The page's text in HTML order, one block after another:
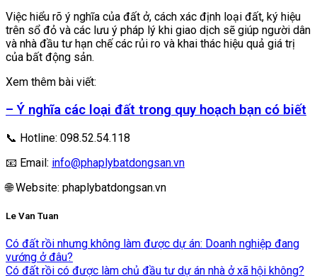
Việc hiểu rõ ý nghĩa của đất ở, cách xác định loại đất, ký hiệu
trên sổ đỏ và các lưu ý pháp lý khi giao dịch sẽ giúp người dân
và nhà đầu tư hạn chế các rủi ro và khai thác hiệu quả giá trị
của bất động sản.
Xem thêm bài viết:
– Ý nghĩa các loại đất trong quy hoạch bạn có biết
📞 Hotline: 098.52.54.118
📧 Email: info@phaplybatdongsan.vn
🌐 Website: phaplybatdongsan.vn
Le Van Tuan
Có đất rồi nhưng không làm được dự án: Doanh nghiệp đang
vướng ở đâu?
Có đất rồi có được làm chủ đầu tư dự án nhà ở xã hội không?